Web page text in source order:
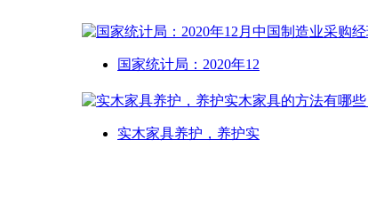
国家统计局：2020年12
实木家具养护，养护实